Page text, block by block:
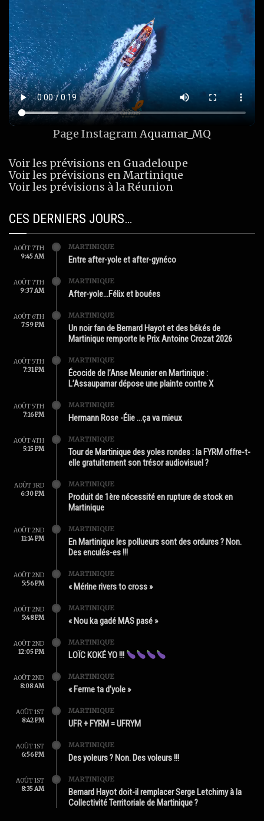
Page InstagramAquamar_MQ
Voir les prévisions en Guadeloupe
Voir les prévisions en Martinique
Voir les prévisions à la Réunion
CES DERNIERS JOURS…
AOÛT 7TH
9:45 AM
MARTINIQUE
Entre after-yole et after-gynéco
AOÛT 7TH
9:37 AM
MARTINIQUE
After-yole…Félix et bouées
AOÛT 6TH
7:59 PM
MARTINIQUE
Un noir fan de Bernard Hayot et des békés de
Martinique remporte le Prix Antoine Crozat 2026
AOÛT 5TH
7:31 PM
MARTINIQUE
Écocide de l’Anse Meunier en Martinique :
L’Assaupamar dépose une plainte contre X
AOÛT 5TH
7:16 PM
MARTINIQUE
Hermann Rose -Élie …ça va mieux
AOÛT 4TH
5:15 PM
MARTINIQUE
Tour de Martinique des yoles rondes : la FYRM offre-t-
elle gratuitement son trésor audiovisuel ?
AOÛT 3RD
6:30 PM
MARTINIQUE
Produit de 1ère nécessité en rupture de stock en
Martinique
AOÛT 2ND
11:14 PM
MARTINIQUE
En Martinique les pollueurs sont des ordures ? Non.
Des enculés-es !!!
AOÛT 2ND
5:56 PM
MARTINIQUE
« Mérine rivers to cross »
AOÛT 2ND
5:48 PM
MARTINIQUE
« Nou ka gadé MAS pasé »
AOÛT 2ND
12:05 PM
MARTINIQUE
LOÏC KOKÉ YO !!!
AOÛT 2ND
8:08 AM
MARTINIQUE
« Ferme ta d’yole »
AOÛT 1ST
8:42 PM
MARTINIQUE
UFR + FYRM = UFRYM
AOÛT 1ST
6:56 PM
MARTINIQUE
Des yoleurs ? Non. Des voleurs !!!
AOÛT 1ST
8:35 AM
MARTINIQUE
Bernard Hayot doit-il remplacer Serge Letchimy à la
Collectivité Territoriale de Martinique ?